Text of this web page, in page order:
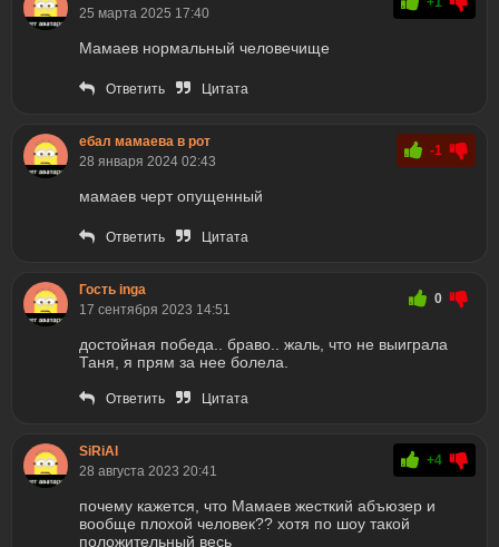
25 марта 2025 17:40
Мамаев нормальный человечище
Ответить Цитата
ебал мамаева в рот
28 января 2024 02:43
-1
мамаев черт опущенный
Ответить Цитата
Гость inga
17 сентября 2023 14:51
0
достойная победа.. браво.. жаль, что не выиграла
Таня, я прям за нее болела.
Ответить Цитата
SiRiAl
28 августа 2023 20:41
+4
почему кажется, что Мамаев жесткий абъюзер и
вообще плохой человек?? хотя по шоу такой
положительный весь